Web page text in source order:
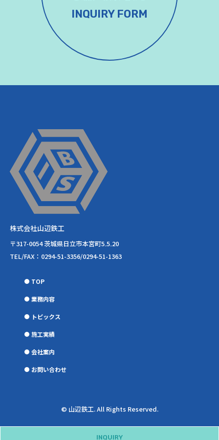
INQUIRY
INQUIRY FORM
株式会社山辺鉄工
〒317-0054 茨城県日立市本宮町5₋5₋20
TEL/FAX：0294-51-3356/0294-51-1363
TOP
業務内容
トピックス
施工実績
会社案内
お問い合わせ
© 山辺鉄工. All Rights Reserved.